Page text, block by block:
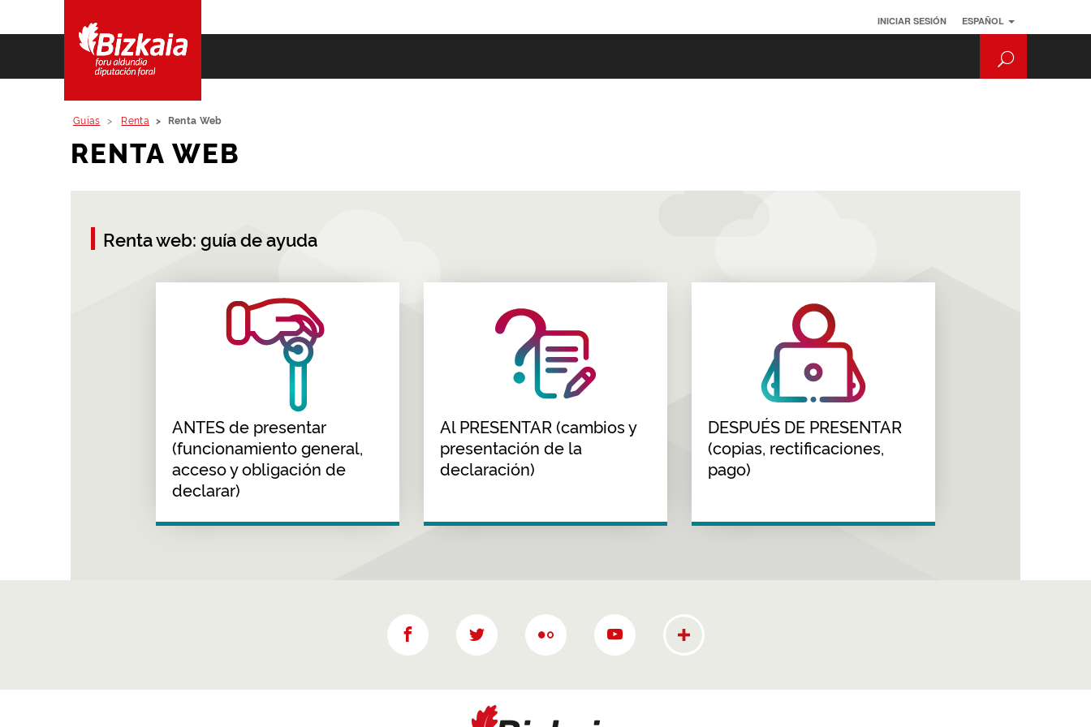
ESPAÑOL
INICIAR SESIÓN
Guías Renta Renta Web
RENTA WEB
Renta web: guía de ayuda
ANTES de presentar
(funcionamiento general,
acceso y obligación de
declarar)
Al PRESENTAR (cambios y
presentación de la
declaración)
DESPUÉS DE PRESENTAR
(copias, rectificaciones,
pago)
Más redes sociales